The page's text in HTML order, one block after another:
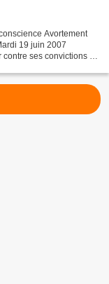
Avortement
19 juin 2007
contre ses convictions »